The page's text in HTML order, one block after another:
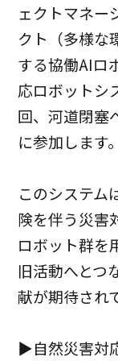
ェクトマネー
クト（多様な
する協働AIロ
応ロボットシ
回、河道閉塞
に参加します。
このシステム
険を伴う災害
ロボット群を
旧活動へとつ
献が期待され
▶自然災害対